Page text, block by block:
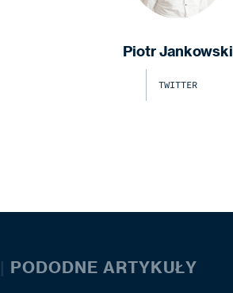
Piotr Jankowski
TWITTER
| PODODNE ARTYKUŁY